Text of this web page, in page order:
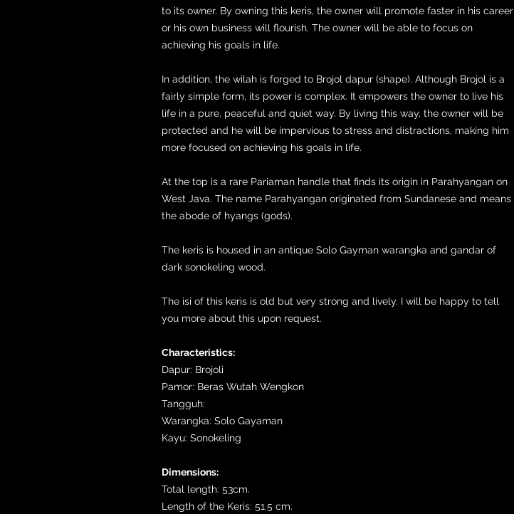
to its owner. By owning this keris, the owner will promote faster in his career
or his own business will flourish. The owner will be able to focus on
achieving his goals in life.
In addition, the wilah is forged to Brojol dapur (shape). Although Brojol is a
fairly simple form, its power is complex. It empowers the owner to live his
life in a pure, peaceful and quiet way. By living this way, the owner will be
protected and he will be impervious to stress and distractions, making him
more focused on achieving his goals in life.
At the top is a rare Pariaman handle that finds its origin in Parahyangan on
West Java. The name Parahyangan originated from Sundanese and means
the abode of hyangs (gods).
The keris is housed in an antique Solo Gayman warangka and gandar of
dark sonokeling wood.
The isi of this keris is old but very strong and lively. I will be happy to tell
you more about this upon request.
Characteristics:
Dapur: Brojoli
Pamor: Beras Wutah Wengkon
Tangguh:
Warangka: Solo Gayaman
Kayu: Sonokeling
Dimensions:
Total length: 53cm.
Length of the Keris: 51.5 cm.